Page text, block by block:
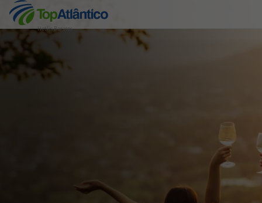
Hotéis Baratos
Destinos
Pacotes de Férias